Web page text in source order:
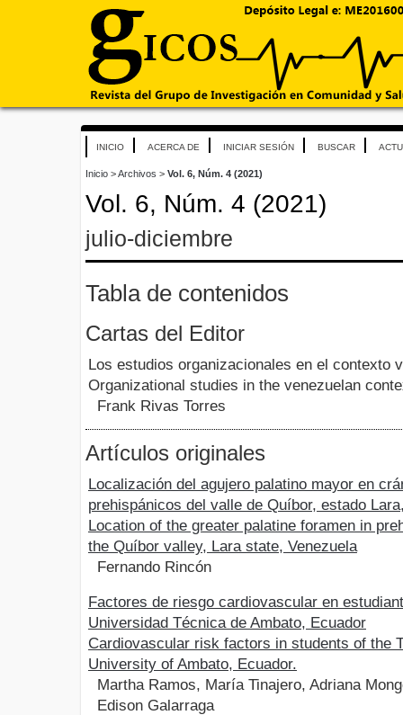
INICIO ACERCA DE INICIAR SESIÓN BUSCAR
Inicio >Archivos > Vol. 6, Núm. 4 (2021)
Vol. 6, Núm. 4 (2021)
julio-diciembre
Tabla de contenidos
Cartas del Editor
Los estudios organizacionales en el contexto
Organizational studies in the venezuelan
Frank Rivas Torres
Artículos originales
Localización del agujero palatino mayor en
prehispánicos del valle de Quíbor, estado
Location of the greater palatine foramen in
the Quíbor valley, Lara state, Venezuela
Fernando Rincón
Factores de riesgo cardiovascular en
Universidad Técnica de Ambato, Ecuador
Cardiovascular risk factors in students of the
University of Ambato, Ecuador.
Martha Ramos, María Tinajero, Adriana
Edison Galarraga